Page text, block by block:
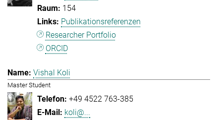
154
Publikationsreferenzen
Researcher Portfolio
ORCID
Vishal Koli
Master Student
+49 4522 763-385
koli@...